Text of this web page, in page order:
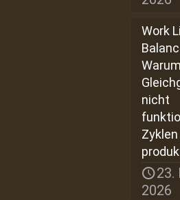
Work
Warum
nicht
Zyklen
23.
2026